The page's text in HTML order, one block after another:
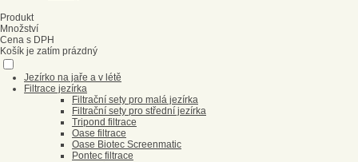
Produkt
Množství
Cena s DPH
Košík je zatím prázdný
Jezírko na jaře a v létě
Filtrace jezírka
Filtrační sety pro malá jezírka
Filtrační sety pro střední jezírka
Tripond filtrace
Oase filtrace
Oase Biotec Screenmatic
Pontec filtrace